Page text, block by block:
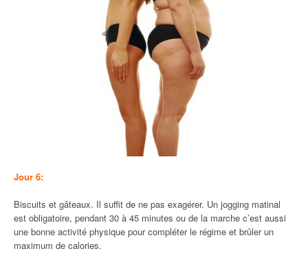
Jour 6:
Biscuits et gâteaux. Il suffit de ne pas exagérer. Un jogging matinal
est obligatoire, pendant 30 à 45 minutes ou de la marche c’est aussi
une bonne activité physique pour compléter le régime et brûler un
maximum de calories.